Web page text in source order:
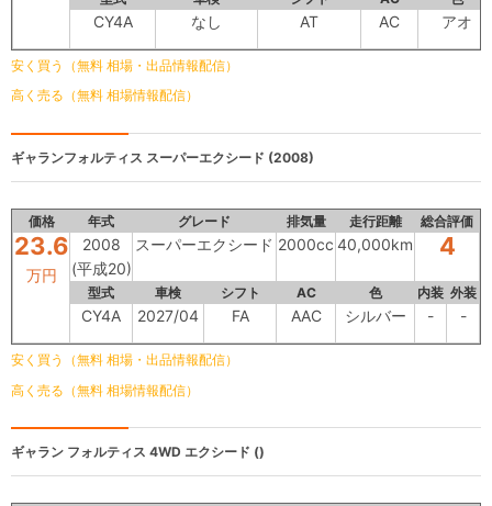
CY4A なし AT AC アオ
安く買う（無料 相場・出品情報配信）
高く売る（無料 相場情報配信）
ギャランフォルティス スーパーエクシード (2008)
価格 年式 グレード 排気量 走行距離 総合評価
23.6
万円
2008
(平成20)
スーパーエクシード 2000cc 40,000km 4
型式 車検 シフト AC 色 内装 外装
CY4A 2027/04 FA AAC シルバー - -
安く買う（無料 相場・出品情報配信）
高く売る（無料 相場情報配信）
ギャラン フォルティス 4WD エクシード ()